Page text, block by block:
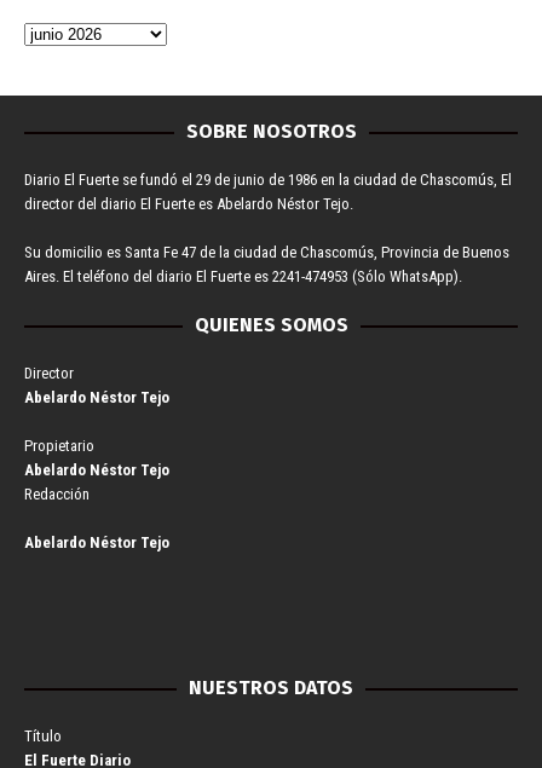
SOBRE NOSOTROS
Diario El Fuerte se fundó el 29 de junio de 1986 en la ciudad de Chascomús, El
director del diario El Fuerte es Abelardo Néstor Tejo.
Su domicilio es Santa Fe 47 de la ciudad de Chascomús, Provincia de Buenos
Aires. El teléfono del diario El Fuerte es 2241-474953 (Sólo WhatsApp).
QUIENES SOMOS
Director
Abelardo Néstor Tejo
Propietario
Abelardo Néstor Tejo
Redacción
Abelardo Néstor Tejo
NUESTROS DATOS
Título
El Fuerte Diario